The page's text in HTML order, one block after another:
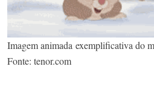
Imagem animada exemplificativa do
Fonte: tenor.com